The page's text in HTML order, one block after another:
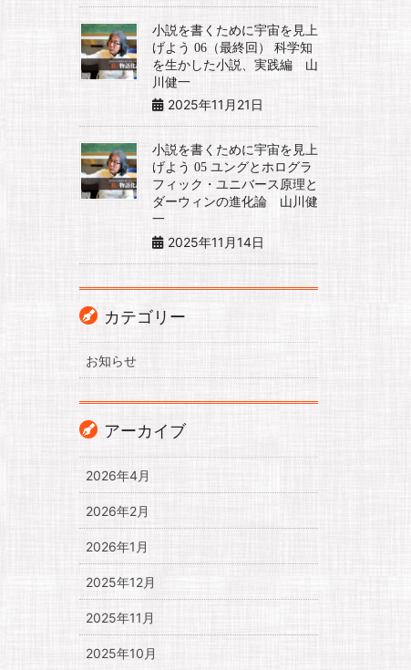
小説を書くために宇宙を見上
げよう 06（最終回） 科学知
を生かした小説、実践編 山
川健一
2025年11月21日
小説を書くために宇宙を見上
げよう 05 ユングとホログラ
フィック・ユニバース原理と
ダーウィンの進化論 山川健
一
2025年11月14日
カテゴリー
お知らせ
アーカイブ
2026年4月
2026年2月
2026年1月
2025年12月
2025年11月
2025年10月